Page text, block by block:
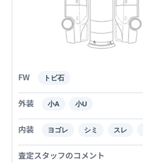
FW トビ石
外装 小A 小U
内装 ヨゴレ シミ スレ
査定スタッフのコメント